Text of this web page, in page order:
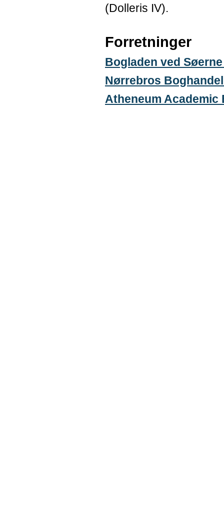
(Dolleris IV).
Forretninger
Bogladen ved Søerne
Nørrebros
Atheneum Academic